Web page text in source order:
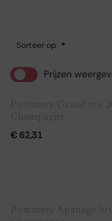
Sorteer op
Prijzen
€ 62,31